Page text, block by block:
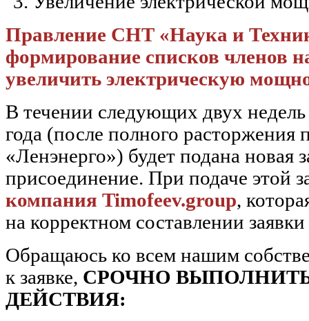
Правление СНТ «Наука и
формирование списков
увеличить электрическую
В течении следующих двух
года (после полного расторжения
«Ленэнерго») будет подана новая
присоединение. При подаче этой
компания Timofeev.group,
на корректном составлении
Обращаюсь ко всем нашим
к заявке, СРОЧНО
ДЕЙСТВИЯ: